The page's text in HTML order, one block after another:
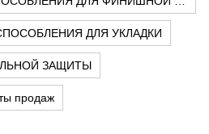
ДЛЯ УКЛАДКИ
ЗАЩИТЫ
продаж